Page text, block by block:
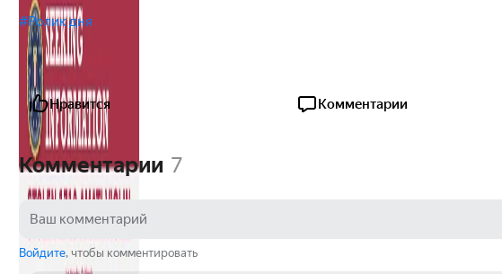
#Ролик дня
Нравится Комментарии
Комментарии 7
Войдите, чтобы комментировать